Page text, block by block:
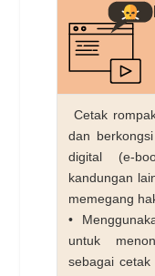
Cetak
dan
digital (e-
kandungan
memegang
•
untuk
sebagai